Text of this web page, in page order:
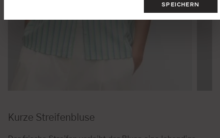
Kurze Streifenbluse
SPEICHERN